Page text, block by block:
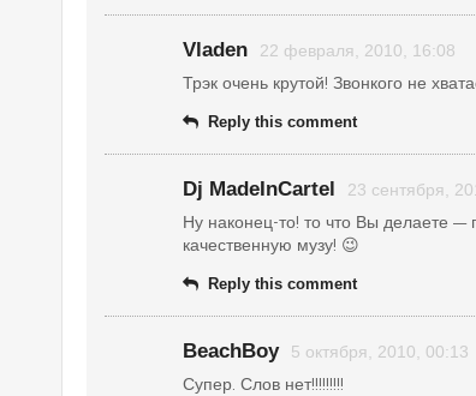
Vladen 22 февраля, 2010, 16:08
Трэк очень крутой! Звонкого не
Reply this comment
Dj MadeInCartel 23 сентября,
Ну наконец-то! то что Вы делаете —
качественную музу! 😉
Reply this comment
BeachBoy 5 октября, 2010, 00:13
Супер. Слов нет!!!!!!!!!